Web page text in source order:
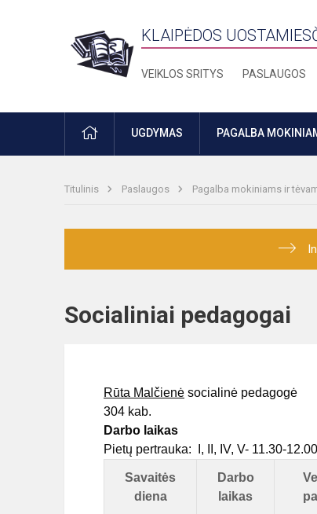
KLAIPĖDOS
VEIKLOS SRITYS PASLAUGOS
PRADŽIAUGDYMAS PAGALBA
Titulinis Paslaugos Pagalba mokiniams ir
Socialiniai pedagogai
Rūta Malčienė socialinė pedagogė
304 kab.
Darbo laikas
Pietų pertrauka: I, II, IV, V- 11.30-
Savaitės
diena
Darbo
laikas